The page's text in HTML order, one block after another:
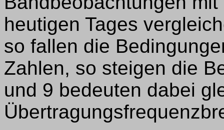
heutigen Tages
so fallen die
Zahlen, so steigen die
und 9 bedeuten dabei